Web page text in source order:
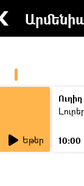
Եթեր 10:00